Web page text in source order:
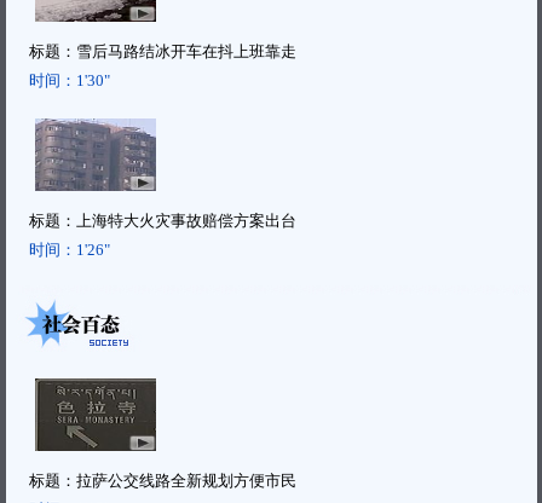
标题： 雪后马路结冰开车在抖上班靠走
时间： 1'30"
标题： 上海特大火灾事故赔偿方案出台
时间： 1'26"
标题： 拉萨公交线路全新规划方便市民